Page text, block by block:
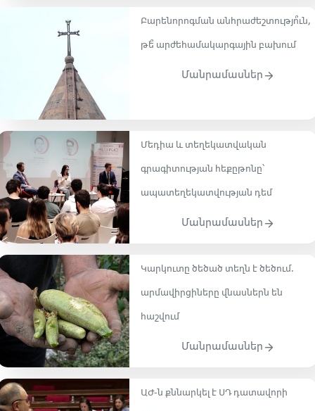
Բարենորոգման անհրաժեշտությո՞ւն,
թե՞ արժեհամակարգային բախում
Մանրամասներ
Մեդիա և տեղեկատվական
գրագիտության հեքըթոնը՝
ապատեղեկատվության դեմ
Մանրամասներ
Կարկուտը ծեծած տեղն է ծեծում.
արմավիրցիները վնասներն են
հաշվում
Մանրամասներ
ԱԺ-ն քննարկել է ՍԴ դատավորի